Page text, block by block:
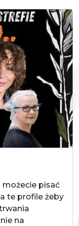
możecie pisać
te profile żeby
na